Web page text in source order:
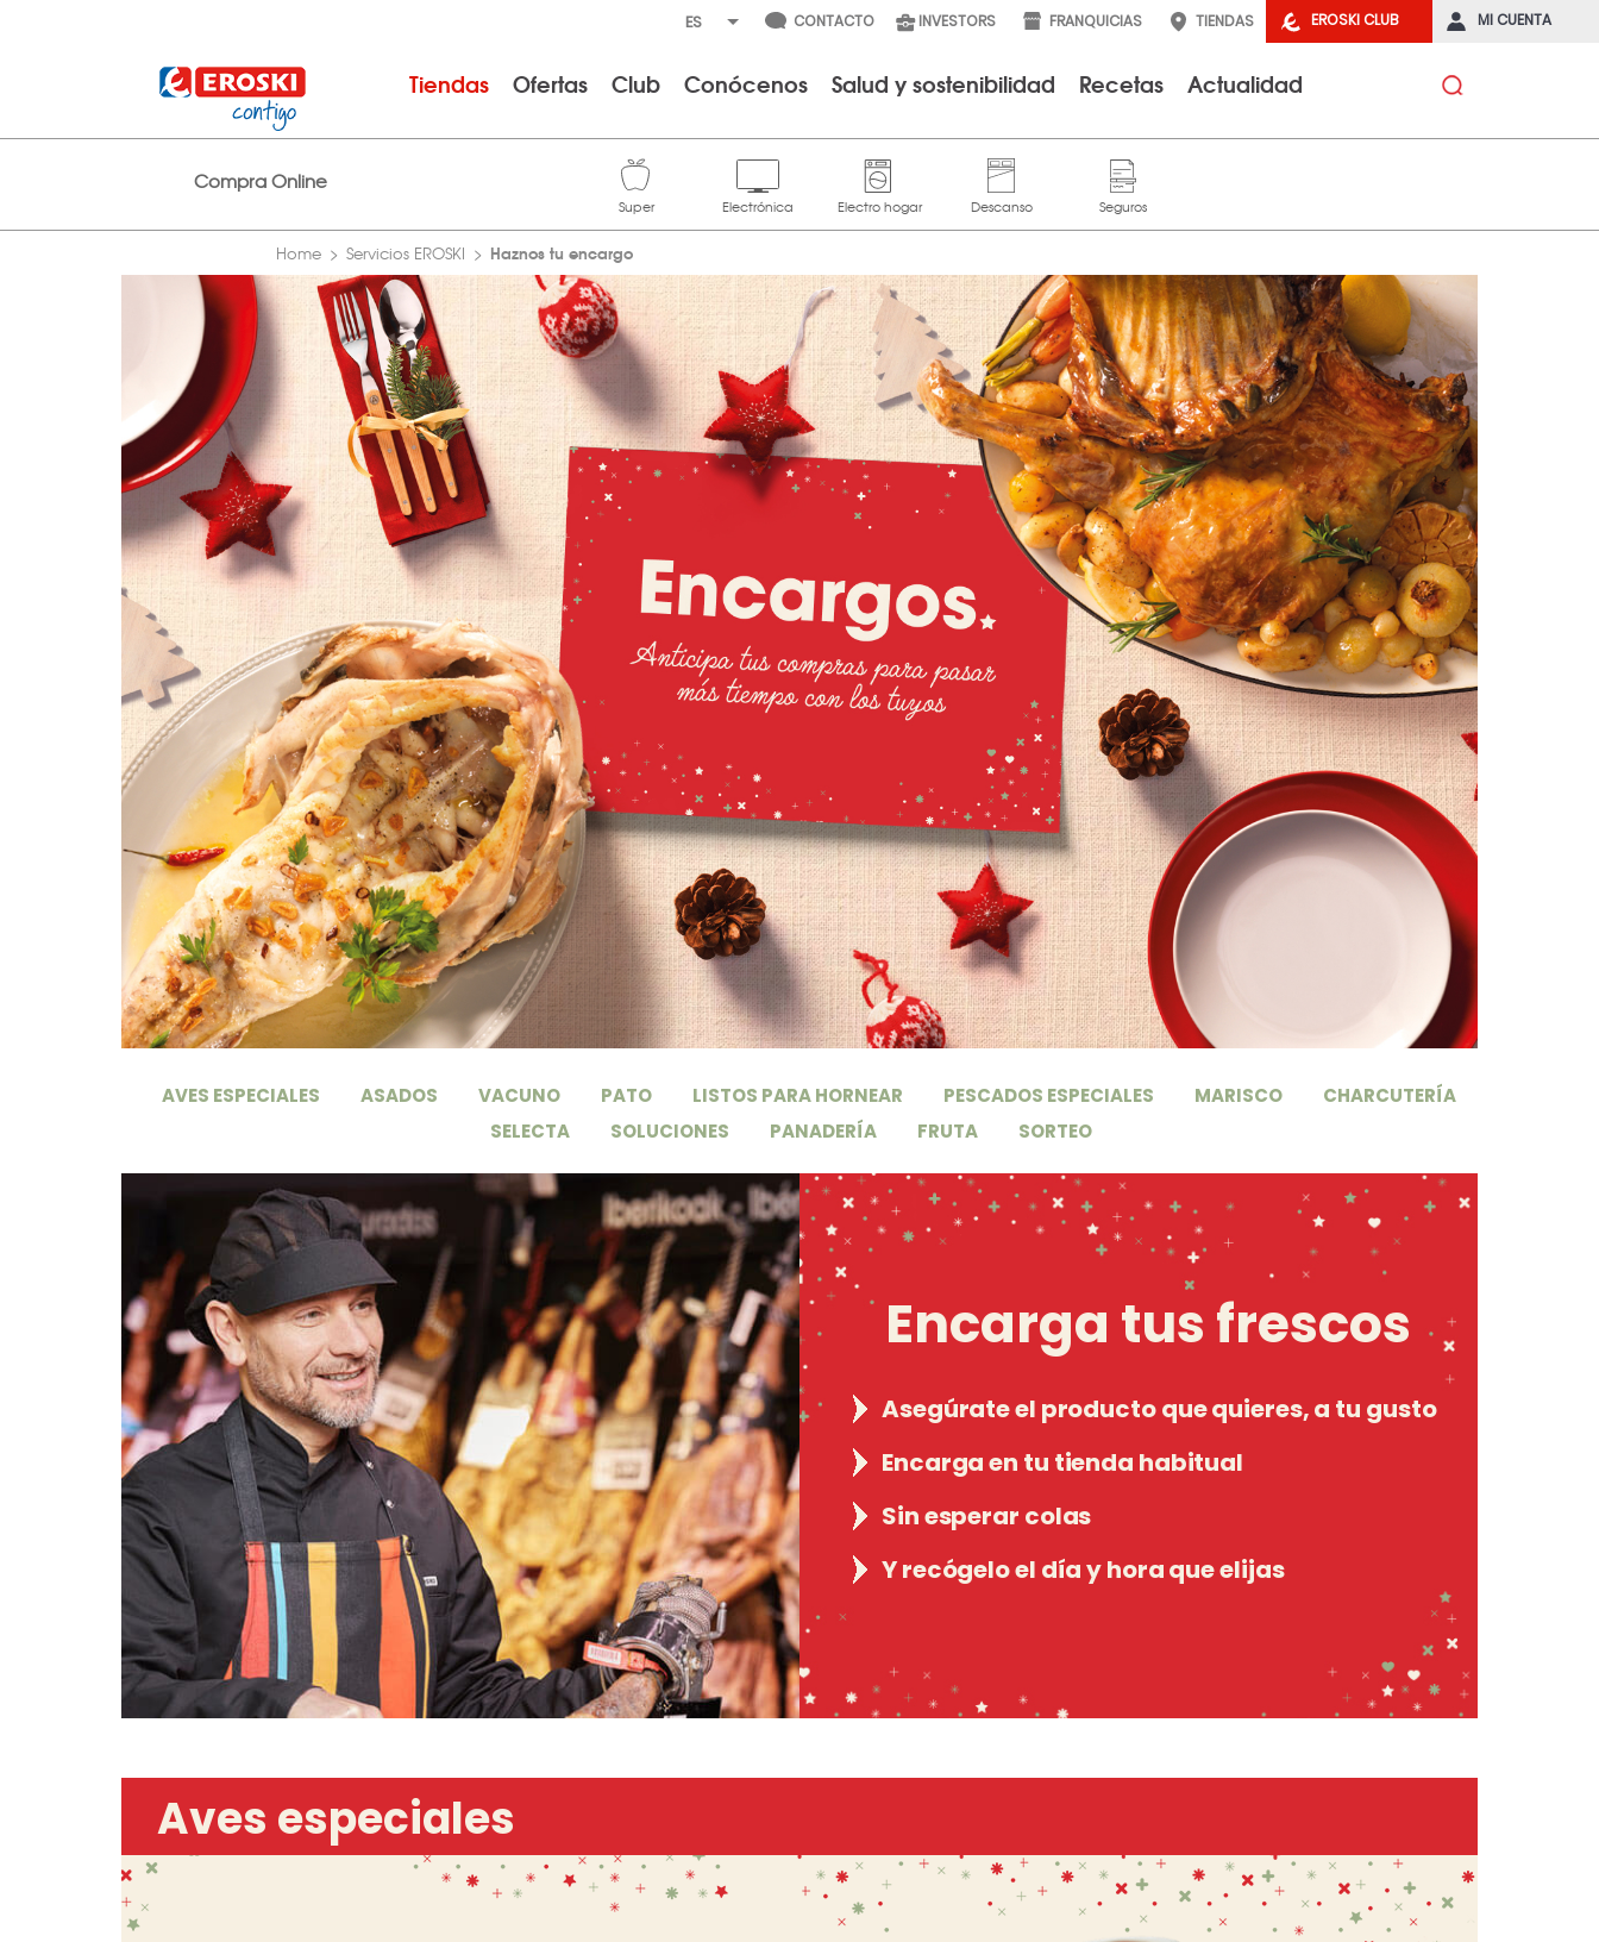
EROSKI CLUB MI CUENTA
CONTACTO INVESTORS FRANQUICIAS TIENDAS
Tiendas Ofertas Club Conócenos Salud y sostenibilidad Recetas Actualidad
Compra Online
Home Servicios EROSKI Haznos tu encargo
AVES ESPECIALES ASADOS VACUNO PATO LISTOS PARA HORNEAR PESCADOS ESPECIALES MARISCO
CHARCUTERÍA
SELECTA
SOLUCIONES PANADERÍA FRUTA SORTEO
Encarga tus frescos
Asegúrate el producto que quieres, a tu gusto
Encarga en tu tienda habitual
Sin esperar colas
Y recógelo el día y hora que elijas
Aves especiales